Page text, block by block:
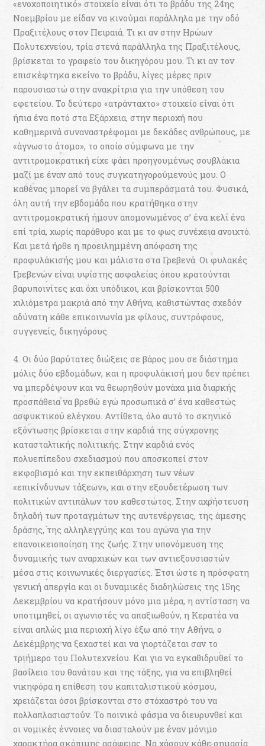
«ενοχοποιητικό» στοιχείο είναι ότι το βράδυ της 24ης
Νοεμβρίου με είδαν να κινούμαι παράλληλα με την οδό
Πραξιτέλους στον Πειραιά. Τι κι αν στην Ηρώων
Πολυτεχνείου, τρία στενά παράλληλα της Πραξιτέλους,
βρίσκεται το γραφείο του δικηγόρου μου. Τι κι αν τον
επισκέφτηκα εκείνο το βράδυ, λίγες μέρες πριν
παρουσιαστώ στην ανακρίτρια για την υπόθεση του
εφετείου. Το δεύτερο «ατράνταχτο» στοιχείο είναι ότι
ήπια ένα ποτό στα Εξάρχεια, στην περιοχή που
καθημερινά συναναστρέφομαι με δεκάδες ανθρώπους, με
«άγνωστο άτομο», το οποίο σύμφωνα με την
αντιτρομοκρατική είχε φάει προηγουμένως σουβλάκια
μαζί με έναν από τους συγκατηγορούμενούς μου. Ο
καθένας μπορεί να βγάλει τα συμπεράσματά του. Φυσικά,
όλη αυτή την εβδομάδα που κρατήθηκα στην
αντιτρομοκρατική ήμουν απομονωμένος σ’ ένα κελί ένα
επί τρία, χωρίς παράθυρο και με το φως συνέχεια ανοιχτό.
Και μετά ήρθε η προειλημμένη απόφαση της
προφυλάκισής μου και μάλιστα στα Γρεβενά. Οι φυλακές
Γρεβενών είναι υψίστης ασφαλείας όπου κρατούνται
βαρυποινίτες και όχι υπόδικοι, και βρίσκονται 500
χιλιόμετρα μακριά από την Αθήνα, καθιστώντας σχεδόν
αδύνατη κάθε επικοινωνία με φίλους, συντρόφους,
συγγενείς, δικηγόρους.
4. Οι δύο βαρύτατες διώξεις σε βάρος μου σε διάστημα
μόλις δύο εβδομάδων, και η προφυλάκισή μου δεν πρέπει
να μπερδέψουν και να θεωρηθούν μονάχα μια διαρκής
προσπάθεια να βρεθώ εγώ προσωπικά σ’ ένα καθεστώς
ασφυκτικού ελέγχου. Αντίθετα, όλο αυτό το σκηνικό
εξόντωσης βρίσκεται στην καρδιά της σύγχρονης
κατασταλτικής πολιτικής. Στην καρδιά ενός
πολυεπίπεδου σχεδιασμού που αποσκοπεί στον
εκφοβισμό και την εκπειθάρχηση των νέων
«επικίνδυνων τάξεων», και στην εξουδετέρωση των
πολιτικών αντιπάλων του καθεστώτος. Στην αχρήστευση
δηλαδή των προταγμάτων της αυτενέργειας, της άμεσης
δράσης, της αλληλεγγύης και του αγώνα για την
επανοικειοποίηση της ζωής. Στην υπονόμευση της
δυναμικής των αναρχικών και των αντιεξουσιαστών
μέσα στις κοινωνικές διεργασίες. Έτσι ώστε η πρόσφατη
γενική απεργία και οι δυναμικές διαδηλώσεις της 15ης
Δεκεμβρίου να κρατήσουν μόνο μια μέρα, η αντίσταση να
υποτιμηθεί, οι αγωνιστές να απαξιωθούν, η Κερατέα να
είναι απλώς μια περιοχή λίγο έξω από την Αθήνα, ο
Δεκέμβρης να ξεχαστεί και να γιορτάζεται σαν το
τριήμερο του Πολυτεχνείου. Και για να εγκαθιδρυθεί το
βασίλειο του θανάτου και της τάξης, για να επιβληθεί
νικηφόρα η επίθεση του καπιταλιστικού κόσμου,
χρειάζεται όσοι βρίσκονται στο στόχαστρό του να
πολλαπλασιαστούν. Το ποινικό φάσμα να διευρυνθεί και
οι νομικές έννοιες να διασταλούν με έναν μόνιμο
χαρακτήρα σκόπιμης ασάφειας. Να χάσουν κάθε σημασία